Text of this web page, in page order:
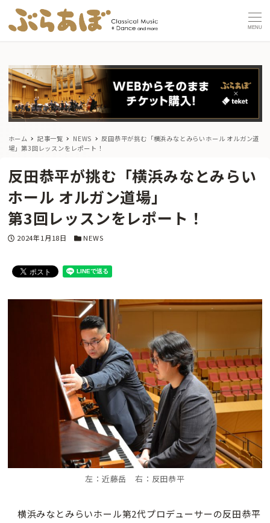
MENU
ホーム 記事一覧 NEWS
反田恭平が挑む「横浜みなとみらいホール オルガン道
場」第3回レッスンをレポート！
反田恭平が挑む「横浜みなとみらい
ホール オルガン道場」
第3回レッスンをレポート！
投稿日
2024年1月18日 カテゴリー
NEWS
左：近藤岳 右：反田恭平
横浜みなとみらいホール第2代プロデューサーの反田恭平